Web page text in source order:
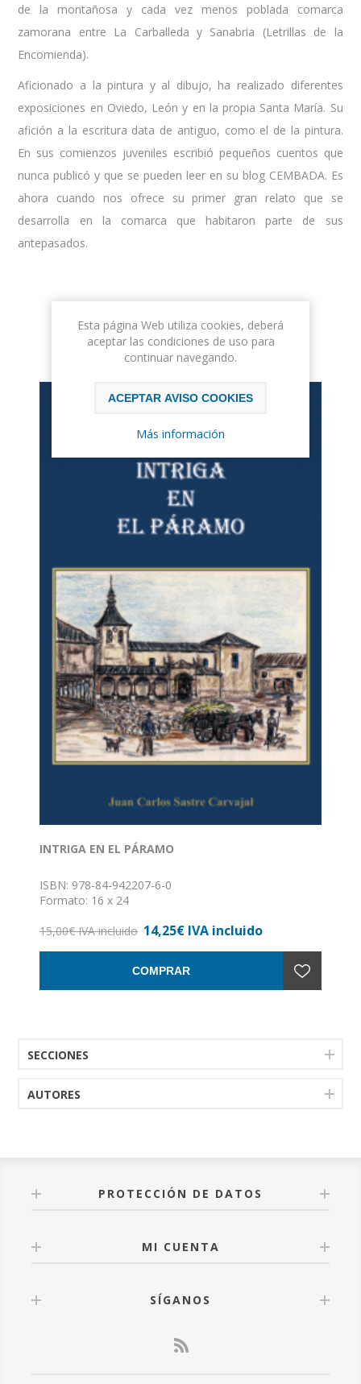
de la montañosa y cada vez menos poblada comarca
zamorana entre La Carballeda y Sanabria (Letrillas de la
Encomienda).
Aficionado a la pintura y al dibujo, ha realizado diferentes
exposiciones en Oviedo, León y en la propia Santa María. Su
afición a la escritura data de antiguo, como el de la pintura.
En sus comienzos juveniles escribió pequeños cuentos que
nunca publicó y que se pueden leer en su blog CEMBADA. Es
ahora cuando nos ofrece su primer gran relato que se
desarrolla en la comarca que habitaron parte de sus
antepasados.
Ordenar
INTRIGA EN EL PÁRAMO
ISBN: 978-84-942207-6-0
Formato: 16 x 24
15,00€ IVA incluido 14,25€ IVA incluido
COMPRAR
SECCIONES
AUTORES
PROTECCIÓN DE DATOS
MI CUENTA
SÍGANOS
Esta página Web utiliza cookies, deberá
aceptar las condiciones de uso para
continuar navegando.
ACEPTAR AVISO COOKIES
Más información